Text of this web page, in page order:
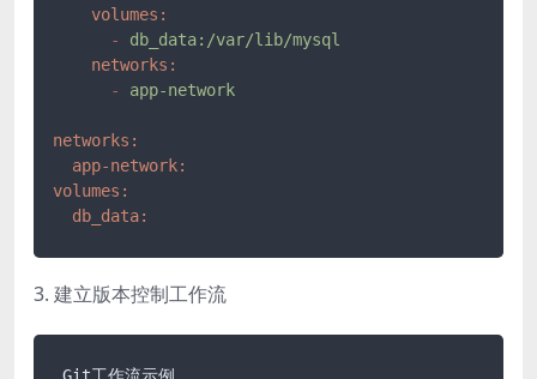
volumes:
-
db_data:/var/lib/mysql
networks:
-
app-network
networks:
app-network:
volumes:
db_data:
3. 建立版本控制工作流
Git工作流示例